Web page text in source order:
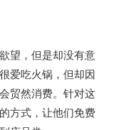
望，但是却没有意
爱吃火锅，但却因
贸然消费。针对这
方式，让他们免费